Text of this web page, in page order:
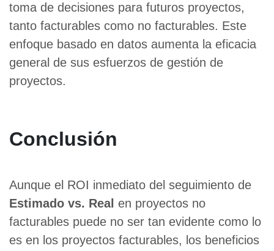
toma de decisiones para futuros proyectos,
tanto facturables como no facturables. Este
enfoque basado en datos aumenta la eficacia
general de sus esfuerzos de gestión de
proyectos.
Conclusión
Aunque el ROI inmediato del seguimiento de
Estimado vs. Real en proyectos no
facturables puede no ser tan evidente como lo
es en los proyectos facturables, los beneficios